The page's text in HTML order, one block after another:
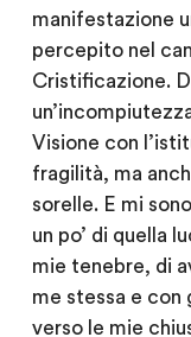
manifestazione
percepito nel
Cristificazione.
Visione con
fragilità, ma
sorelle. E mi
un po’ di quella
mie tenebre, di
me stessa e con
verso le mie